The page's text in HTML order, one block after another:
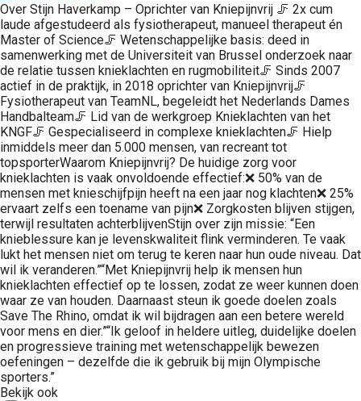
Over Stijn Haverkamp – Oprichter van Kniepijnvrij 🦵 2x cum
laude afgestudeerd als fysiotherapeut, manueel therapeut én
Master of Science🦵 Wetenschappelijke basis: deed in
samenwerking met de Universiteit van Brussel onderzoek naar
de relatie tussen knieklachten en rugmobiliteit🦵 Sinds 2007
actief in de praktijk, in 2018 oprichter van Kniepijnvrij🦵
Fysiotherapeut van TeamNL, begeleidt het Nederlands Dames
Handbalteam🦵 Lid van de werkgroep Knieklachten van het
KNGF🦵 Gespecialiseerd in complexe knieklachten🦵 Hielp
inmiddels meer dan 5.000 mensen, van recreant tot
topsporterWaarom Kniepijnvrij? De huidige zorg voor
knieklachten is vaak onvoldoende effectief:❌ 50% van de
mensen met knieschijfpijn heeft na een jaar nog klachten❌ 25%
ervaart zelfs een toename van pijn❌ Zorgkosten blijven stijgen,
terwijl resultaten achterblijvenStijn over zijn missie: “Een
knieblessure kan je levenskwaliteit flink verminderen. Te vaak
lukt het mensen niet om terug te keren naar hun oude niveau. Dat
wil ik veranderen.”“Met Kniepijnvrij help ik mensen hun
knieklachten effectief op te lossen, zodat ze weer kunnen doen
waar ze van houden. Daarnaast steun ik goede doelen zoals
Save The Rhino, omdat ik wil bijdragen aan een betere wereld
voor mens en dier.”“Ik geloof in heldere uitleg, duidelijke doelen
en progressieve training met wetenschappelijk bewezen
oefeningen – dezelfde die ik gebruik bij mijn Olympische
sporters.”
Bekijk ook